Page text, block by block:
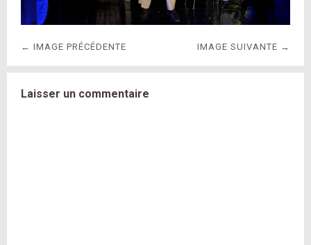
← IMAGE PRÉCÉDENTE IMAGE SUIVANTE →
Laisser un commentaire